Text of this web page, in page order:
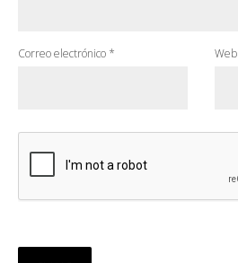
Correo electrónico * Web